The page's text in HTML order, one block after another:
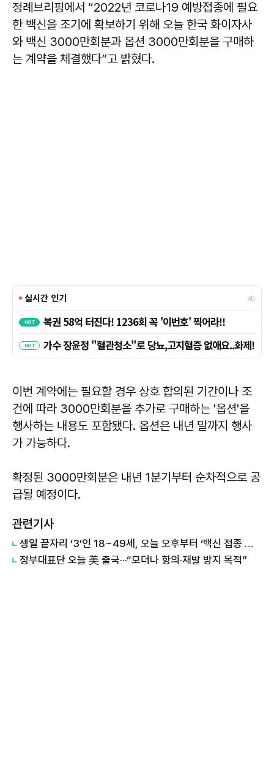
정례브리핑에서 “2022년 코로나19 예방접종에 필요
한 백신을 조기에 확보하기 위해 오늘 한국 화이자사
와 백신 3000만회분과 옵션 3000만회분을 구매하
는 계약을 체결했다”고 밝혔다.
이번 계약에는 필요할 경우 상호 합의된 기간이나 조
건에 따라 3000만회분을 추가로 구매하는 '옵션'을
행사하는 내용도 포함됐다. 옵션은 내년 말까지 행사
가 가능하다.
확정된 3000만회분은 내년 1분기부터 순차적으로 공
급될 예정이다.
관련기사
생일 끝자리 ‘3’인 18~49세, 오늘 오후부터 ‘백신 접종 예약’
정부대표단 오늘 美 출국···“모더나 항의·재발 방지 목적”